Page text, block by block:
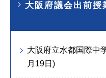
大阪府議会出前授
大阪府立水都国際中
月19日)